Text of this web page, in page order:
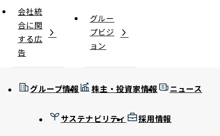
会社統
合に関
する広
告
グルー
プビジ
ョン
グループ情報 株主・投資家情報 ニュース
サステナビリティ 採用情報